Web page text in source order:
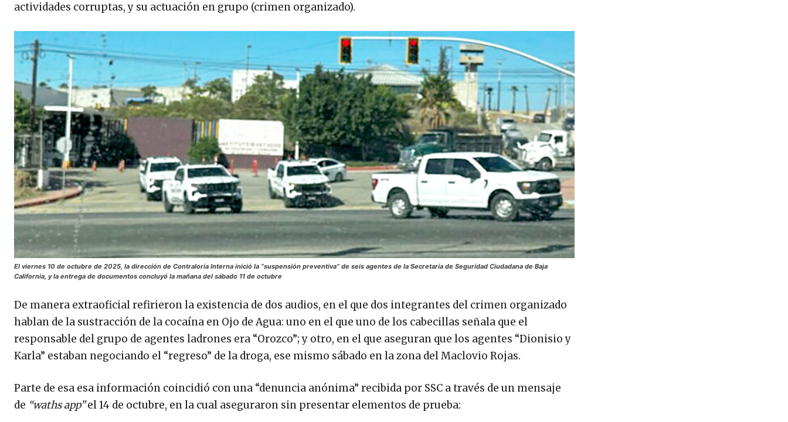
actividades corruptas, y su actuación en grupo (crimen organizado).
El viernes 10 de octubre de 2025, la dirección de Contraloría Interna inició la “suspensión preventiva” de seis agentes de la Secretaría de Seguridad Ciudadana de Baja
California, y la entrega de documentos concluyó la mañana del sábado 11 de octubre
De manera extraoficial refirieron la existencia de dos audios, en el que dos integrantes del crimen organizado
hablan de la sustracción de la cocaína en Ojo de Agua: uno en el que uno de los cabecillas señala que el
responsable del grupo de agentes ladrones era “Orozco”; y otro, en el que aseguran que los agentes “Dionisio y
Karla” estaban negociando el “regreso” de la droga, ese mismo sábado en la zona del Maclovio Rojas.
Parte de esa esa información coincidió con una “denuncia anónima” recibida por SSC a través de un mensaje
de “waths app”el 14 de octubre, en la cual aseguraron sin presentar elementos de prueba: